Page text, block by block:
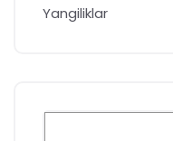
Yangiliklar